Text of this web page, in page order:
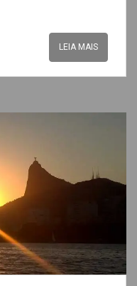
LEIA MAIS